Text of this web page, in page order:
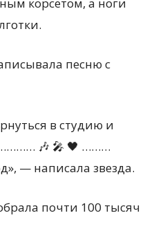
песню с
в студию и
🎶 🎤 🖤 ………
— написала звезда.
почти 100 тысяч